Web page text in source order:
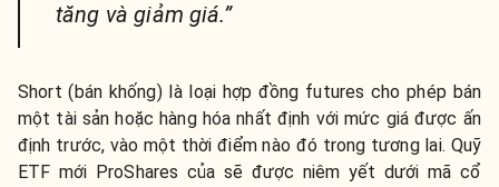
tăng và giảm giá.”
Short (bán khống) là loại hợp đồng futures cho phép bán
một tài sản hoặc hàng hóa nhất định với mức giá được ấn
định trước, vào một thời điểm nào đó trong tương lai. Quỹ
ETF mới ProShares của sẽ được niêm yết dưới mã cổ